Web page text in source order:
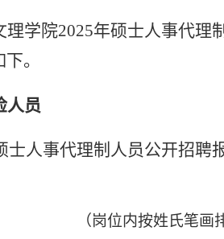
理学院2025年硕士人事代理
。
人员
士人事代理制人员公开招聘
（岗位内按姓氏笔画